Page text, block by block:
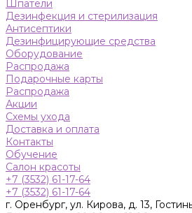
Шпатели
Дезинфекция и стерилизация
Антисептики
Дезинфицирующие средства
Оборудование
Распродажа
Подарочные карты
Распродажа
Акции
Схемы ухода
Доставка и оплата
Контакты
Обучение
Салон красоты
+7 (3532) 61-17-64
+7 (3532) 61-17-64
г. Оренбург, ул. Кирова, д. 13,